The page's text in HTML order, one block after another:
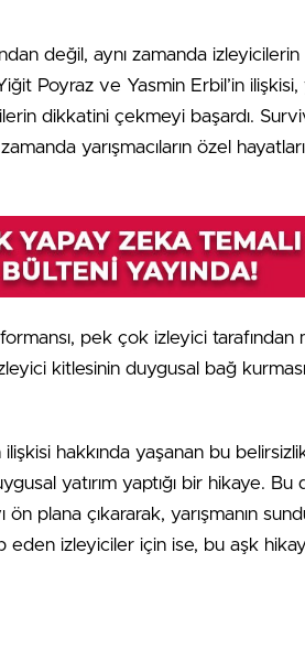
değil, aynı zamanda
Poyraz ve Yasmin Erbil’in ilişkisi,
dikkatini çekmeyi başardı.
yarışmacıların özel
pek çok izleyici tarafından
kitlesinin duygusal bağ
hakkında yaşanan bu
yatırım yaptığı bir hikaye.
plana çıkararak, yarışmanın
izleyiciler için ise, bu aşk